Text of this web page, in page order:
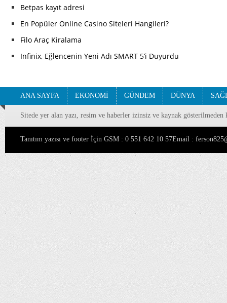
Betpas kayıt adresi
En Popüler Online Casino Siteleri Hangileri?
Filo Araç Kiralama
Infinix, Eğlencenin Yeni Adı SMART 5’i Duyurdu
ANA SAYFA EKONOMİ GÜNDEM DÜNYA
Sitede yer alan yazı, resim ve haberler izinsiz ve kaynak gösterilmeden
Tanıtım yazısı ve footer İçin GSM : 0 551 642 10 57Email :